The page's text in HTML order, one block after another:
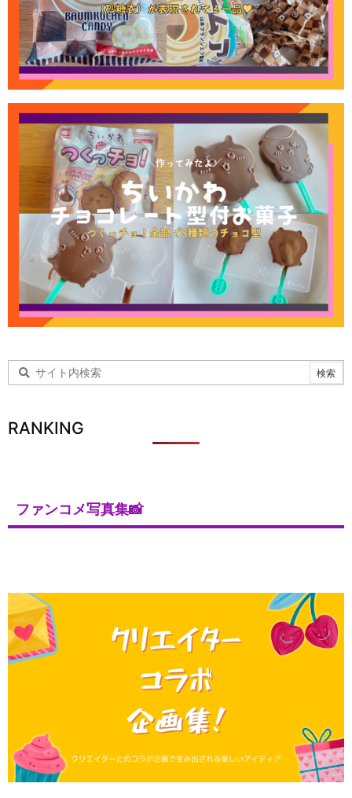
RANKING
ファンコメ写真集📸